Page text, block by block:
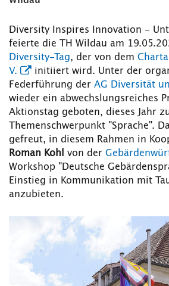
Diversity Inspires Innovation -
feierte die TH Wildau am
Diversity-Tag, der von dem
V.
initiiert wird. Unter der
Federführung der AG Diversität
wieder ein abwechslungsreiches
Aktionstag geboten, dieses Jahr
Themenschwerpunkt "Sprache".
gefreut, in diesem Rahmen in
Roman Kohl
von der
Workshop "Deutsche
Einstieg in Kommunikation mit
anzubieten.